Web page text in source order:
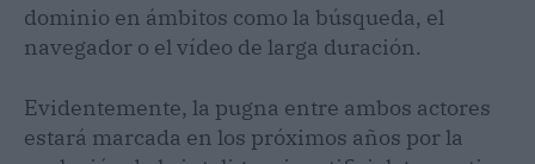
dominio en ámbitos como la búsqueda, el
navegador o el vídeo de larga duración.
Evidentemente, la pugna entre ambos actores
estará marcada en los próximos años por la